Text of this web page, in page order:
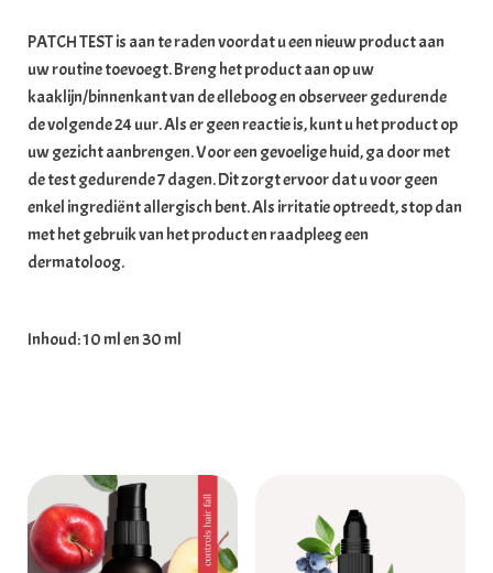
PATCH TEST is aan te raden voordat u een nieuw product aan
uw routine toevoegt. Breng het product aan op uw
kaaklijn/binnenkant van de elleboog en observeer gedurende
de volgende 24 uur. Als er geen reactie is, kunt u het product op
uw gezicht aanbrengen. Voor een gevoelige huid, ga door met
de test gedurende 7 dagen. Dit zorgt ervoor dat u voor geen
enkel ingrediënt allergisch bent. Als irritatie optreedt, stop dan
met het gebruik van het product en raadpleeg een
dermatoloog.
Inhoud: 10 ml en 30 ml